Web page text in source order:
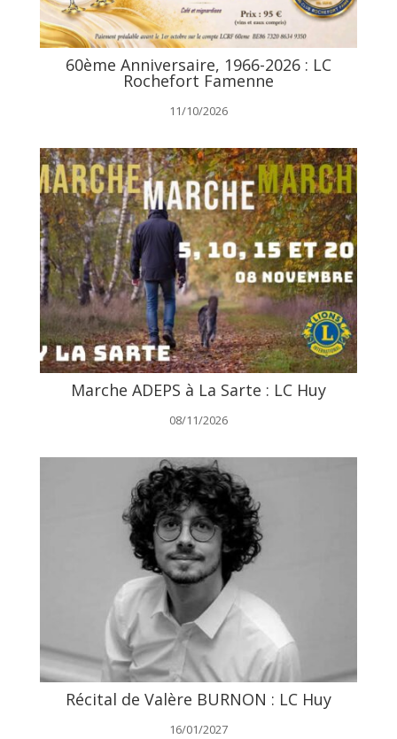
60ème Anniversaire, 1966-2026 : LC
Rochefort Famenne
11/10/2026
Marche ADEPS à La Sarte : LC Huy
08/11/2026
Récital de Valère BURNON : LC Huy
16/01/2027